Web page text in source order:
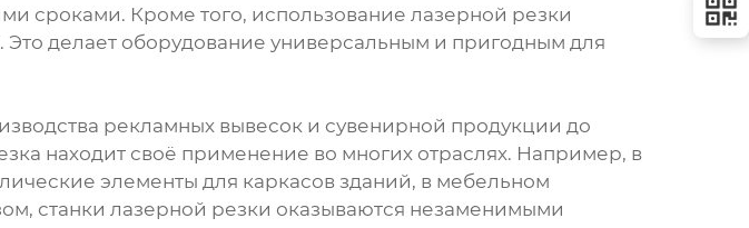
сроками. Кроме того, использование лазерной резки
делает оборудование универсальным и пригодным для
рекламных вывесок и сувенирной продукции до
находит своё применение во многих отраслях. Например, в
элементы для каркасов зданий, в мебельном
станки лазерной резки оказываются незаменимыми